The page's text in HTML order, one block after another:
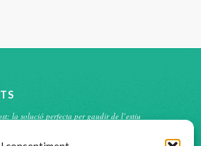
la solució perfecta per gaudir de l’estiu